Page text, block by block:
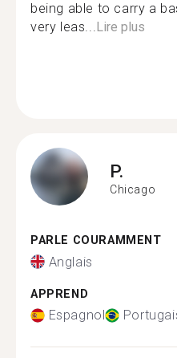
being able to carry a
very leas...Lire plus
P.
Chicago
PARLE COURAMMENT
Anglais
APPREND
Espagnol